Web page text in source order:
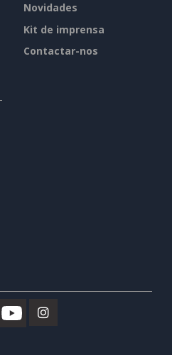
Novidades
Kit de imprensa
Contactar-nos